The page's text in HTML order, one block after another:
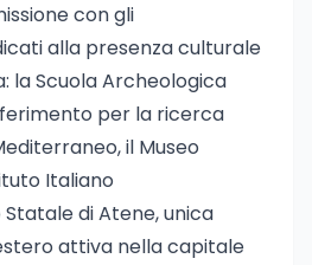
con gli
alla presenza culturale
la Scuola Archeologica
per la ricerca
il Museo
Italiano
di Atene, unica
attiva nella capitale